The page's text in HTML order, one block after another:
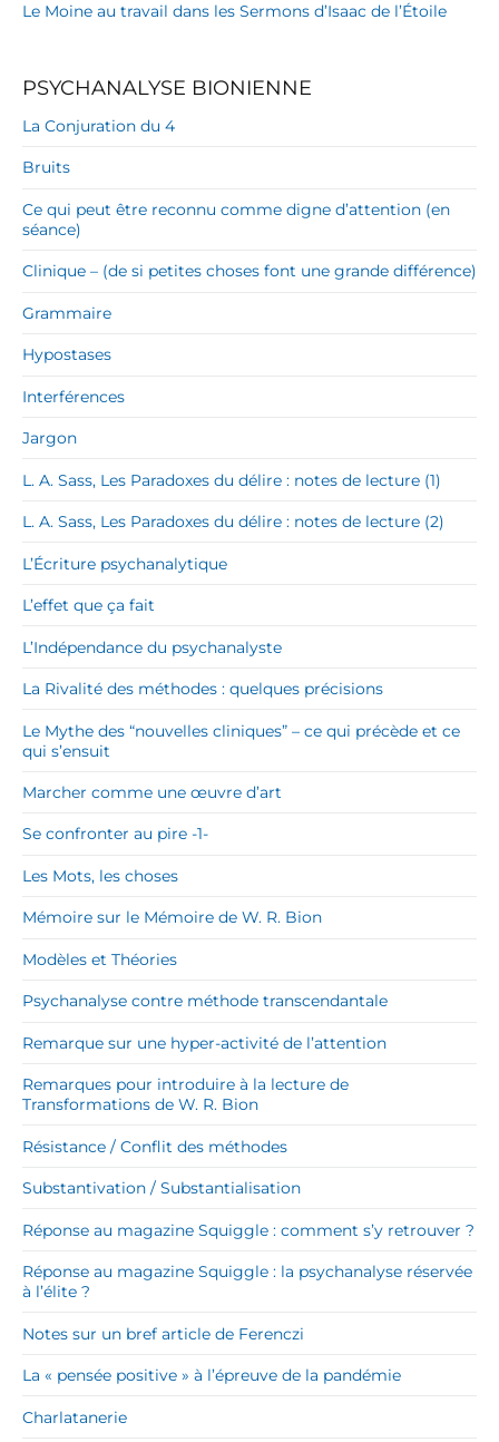
Le Moine au travail dans les Sermons d’Isaac de l’Étoile
PSYCHANALYSE BIONIENNE
La Conjuration du 4
Bruits
Ce qui peut être reconnu comme digne d’attention (en
séance)
Clinique – (de si petites choses font une grande différence)
Grammaire
Hypostases
Interférences
Jargon
L. A. Sass, Les Paradoxes du délire : notes de lecture (1)
L. A. Sass, Les Paradoxes du délire : notes de lecture (2)
L’Écriture psychanalytique
L’effet que ça fait
L’Indépendance du psychanalyste
La Rivalité des méthodes : quelques précisions
Le Mythe des “nouvelles cliniques” – ce qui précède et ce
qui s’ensuit
Marcher comme une œuvre d’art
Se confronter au pire -1-
Les Mots, les choses
Mémoire sur le Mémoire de W. R. Bion
Modèles et Théories
Psychanalyse contre méthode transcendantale
Remarque sur une hyper-activité de l’attention
Remarques pour introduire à la lecture de
Transformations de W. R. Bion
Résistance / Conflit des méthodes
Substantivation / Substantialisation
Réponse au magazine Squiggle : comment s’y retrouver ?
Réponse au magazine Squiggle : la psychanalyse réservée
à l’élite ?
Notes sur un bref article de Ferenczi
La « pensée positive » à l’épreuve de la pandémie
Charlatanerie